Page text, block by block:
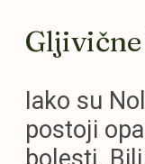
Iako su
postoji